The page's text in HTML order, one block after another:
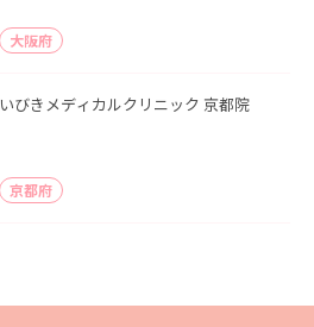
大阪府
いびきメディカルクリニック 京都院
京都府